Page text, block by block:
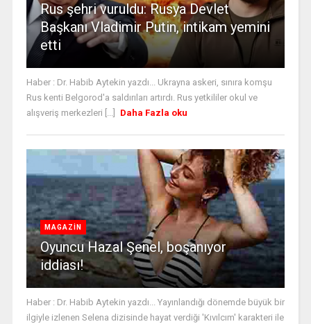
Rus şehri vuruldu: Rusya Devlet
Başkanı Vladimir Putin, intikam yemini
etti
Haber : Dr. Habib Aytekin yazdı... Ukrayna askeri, sınıra komşu
Rus kenti Belgorod'a saldırıları artırdı. Rus yetkililer okul ve
alışveriş merkezleri [...]
Daha Fazla oku
MAGAZİN
Oyuncu Hazal Şenel, boşanıyor
iddiası!
Haber : Dr. Habib Aytekin yazdı... Yayınlandığı dönemde büyük bir
ilgiyle izlenen Selena dizisinde hayat verdiği 'Kıvılcım' karakteri ile